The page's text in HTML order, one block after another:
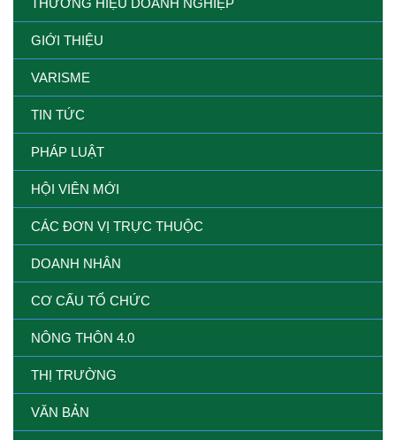
THƯƠNG HIỆU DOANH NGHIỆP
GIỚI THIỆU
VARISME
TIN TỨC
PHÁP LUẬT
HỘI VIÊN MỚI
CÁC ĐƠN VỊ TRỰC THUỘC
DOANH NHÂN
CƠ CẤU TỔ CHỨC
NÔNG THÔN 4.0
THỊ TRƯỜNG
VĂN BẢN